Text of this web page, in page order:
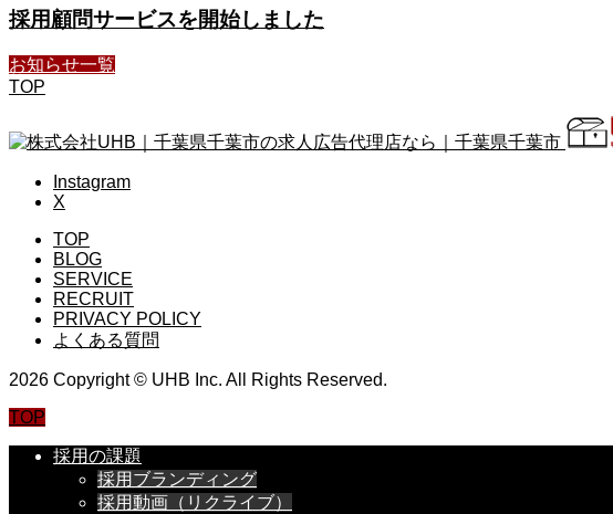
採用顧問サービスを開始しました
お知らせ一覧
TOP
Instagram
X
TOP
BLOG
SERVICE
RECRUIT
PRIVACY POLICY
よくある質問
2026 Copyright © UHB Inc. All Rights Reserved.
TOP
採用の課題
採用ブランディング
採用動画（リクライブ）